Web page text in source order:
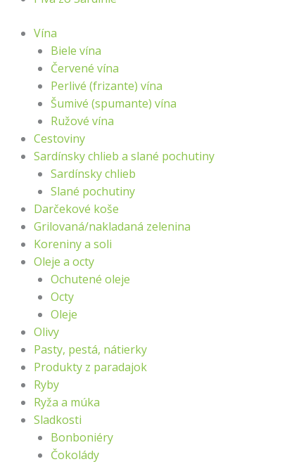
Vína
Biele vína
Červené vína
Perlivé (frizante) vína
Šumivé (spumante) vína
Ružové vína
Cestoviny
Sardínsky chlieb a slané pochutiny
Sardínsky chlieb
Slané pochutiny
Darčekové koše
Grilovaná/nakladaná zelenina
Koreniny a soli
Oleje a octy
Ochutené oleje
Octy
Oleje
Olivy
Pasty, pestá, nátierky
Produkty z paradajok
Ryby
Ryža a múka
Sladkosti
Bonboniéry
Čokolády